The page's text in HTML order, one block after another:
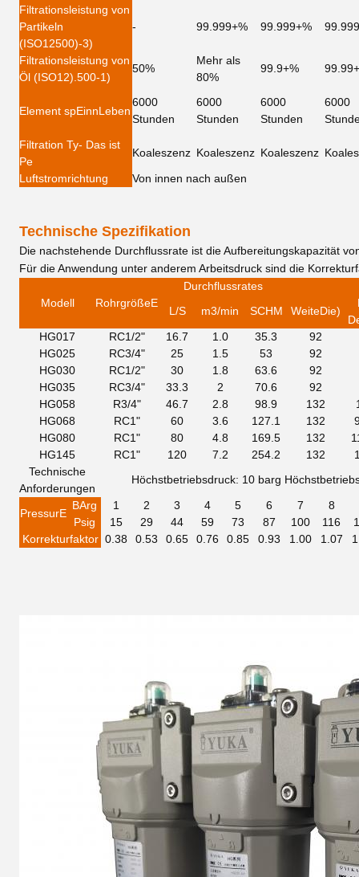
Filtrationsleistung von
Partikeln
(ISO12500)-3)
- 99.999+% 99.999+%
Filtrationsleistung von
Öl (ISO12). 500-1)
50%
Mehr als
80%
99.9+%
Element spEinnLeben
6000
Stunden
6000
Stunden
6000
Stunden
6000
Filtration Ty- Das ist
Pe
Koaleszenz Koaleszenz Koaleszenz
Luftstromrichtung
Von innen nach außen
Technische Spezifikation
Die nachstehende Durchflussrate ist die Aufbereitungskapazität
Für die Anwendung unter anderem Arbeitsdruck sind die
Modell RohrgrößeE
Durchflussrates
L/S
m3/min SCHM WeiteDie)
HG017
RC1/2" 16.7 1.0 35.3 92
HG025
RC3/4" 25 1.5 53 92
HG030
RC1/2" 30 1.8 63.6 92
HG035
RC3/4" 33.3 2 70.6 92
HG058
R3/4" 46.7 2.8 98.9 132
HG068
RC1" 60 3.6 127.1 132
HG080
RC1" 80 4.8 169.5 132
HG145
RC1" 120 7.2 254.2 132
Technische
Anforderungen
Höchstbetriebsdruck: 10 barg
PressurE
BArg 1 2 3 4 5 6 7
8
Psig
15 29 44 59 73 87 100 116
Korrekturfaktor 0.38 0.53 0.65 0.76 0.85 0.93 1.00 1.07